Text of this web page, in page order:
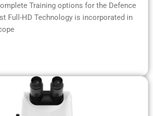
Training options for the Defence
Full-HD Technology is incorporated in